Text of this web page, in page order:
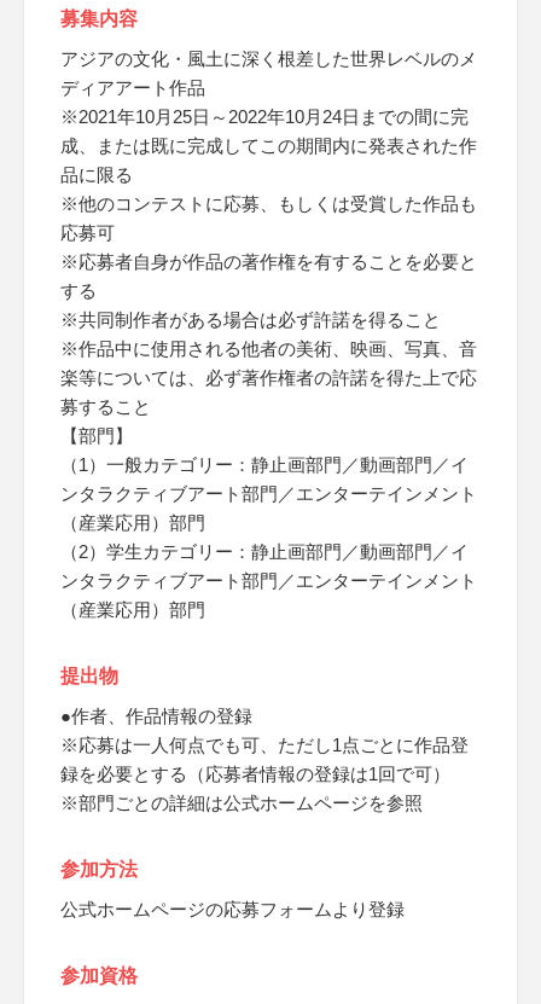
募集内容
アジアの文化・風土に深く根差した世界レベルのメ
ディアアート作品
※2021年10月25日～2022年10月24日までの間に完
成、または既に完成してこの期間内に発表された作
品に限る
※他のコンテストに応募、もしくは受賞した作品も
応募可
※応募者自身が作品の著作権を有することを必要と
する
※共同制作者がある場合は必ず許諾を得ること
※作品中に使用される他者の美術、映画、写真、音
楽等については、必ず著作権者の許諾を得た上で応
募すること
【部門】
（1）一般カテゴリー：静止画部門／動画部門／イ
ンタラクティブアート部門／エンターテインメント
（産業応用）部門
（2）学生カテゴリー：静止画部門／動画部門／イ
ンタラクティブアート部門／エンターテインメント
（産業応用）部門
提出物
●作者、作品情報の登録
※応募は一人何点でも可、ただし1点ごとに作品登
録を必要とする（応募者情報の登録は1回で可）
※部門ごとの詳細は公式ホームページを参照
参加方法
公式ホームページの応募フォームより登録
参加資格